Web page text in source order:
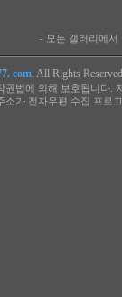
- 모든 갤러리에서
com, All Rights
권법에 의해 보호됩니다.
소가 전자우편 수집 프로